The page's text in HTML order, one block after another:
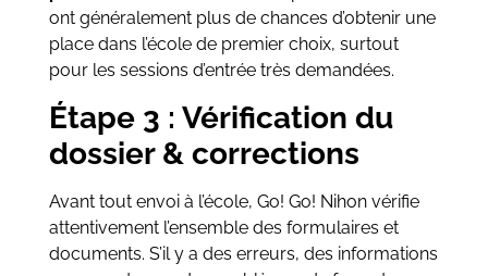
ont généralement plus de chances d’obtenir une
place dans l’école de premier choix, surtout
pour les sessions d’entrée très demandées.
Étape 3 : Vérification du
dossier & corrections
Avant tout envoi à l’école, Go! Go! Nihon vérifie
attentivement l’ensemble des formulaires et
documents. S’il y a des erreurs, des informations